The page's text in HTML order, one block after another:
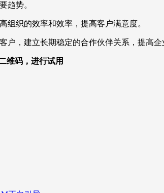
趋势。
组织的效率和效率，提高客户满意度。
户，建立长期稳定的合作伙伴关系，提高企
维码，进行试用